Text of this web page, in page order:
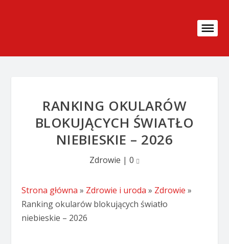
RANKING OKULARÓW
BLOKUJĄCYCH ŚWIATŁO
NIEBIESKIE – 2026
Zdrowie | 0
Strona główna » Zdrowie i uroda » Zdrowie »
Ranking okularów blokujących światło
niebieskie – 2026